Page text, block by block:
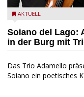
Trio Adamello
AKTUELL
Soiano del Lago:
in der Burg mit
Das Trio Adamello
Soiano ein poetisches